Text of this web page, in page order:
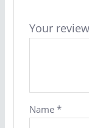
Your review
Name *